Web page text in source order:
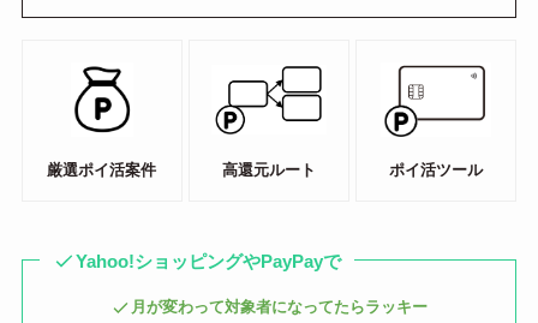
厳選ポイ活案件 高還元ルート ポイ活ツール
Yahoo!ショッピングやPayPayで
月が変わって対象者になってたらラッキー